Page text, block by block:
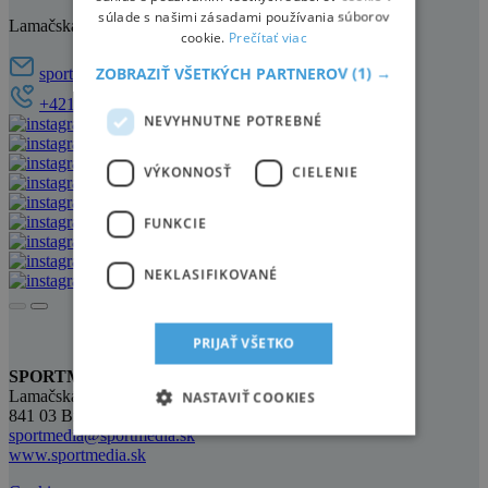
Lamačská cesta 45, 841 03 Bratislava
sportmedia@sportmedia.sk
+421 905 921 521
SPORTMEDIA, S.R.O.
Lamačská cesta 45
841 03 Bratislava
sportmedia@sportmedia.sk
www.sportmedia.sk
súlade s našimi zásadami používania súborov
cookie. Prečítať viac
ZOBRAZIŤ VŠETKÝCH PARTNEROV(1) →
NEVYHNUTNE POTREBNÉ
VÝKONNOSŤ CIELENIE
FUNKCIE
NEKLASIFIKOVANÉ
PRIJAŤ VŠETKO
NASTAVIŤ COOKIES